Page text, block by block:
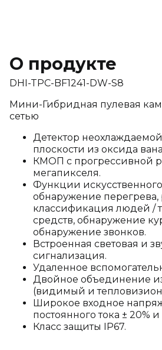
О продукте
DHI-TPC-BF1241-DW-S8
Мини-Гибридная пулевая
сетью
Детектор
плоскости из оксида
КМОП с прогрессивной
мегапикселя.
Функции искусственного
обнаружение перегрева,
классификация людей /
средств, обнаружение
обнаружение звонков.
Встроенная световая и
сигнализация.
Удаленное
Двойное объединение
(видимый и
Широкое входное
постоянного тока ± 20% и
Класс защиты IP67.